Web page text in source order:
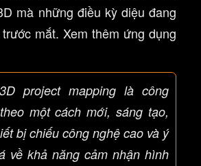
mà những điều kỳ diệu đang
mắt. Xem thêm ứng dụng
project mapping là công
một cách mới, sáng tạo,
bị chiếu công nghệ cao và ý
về khả năng cảm nhận hình